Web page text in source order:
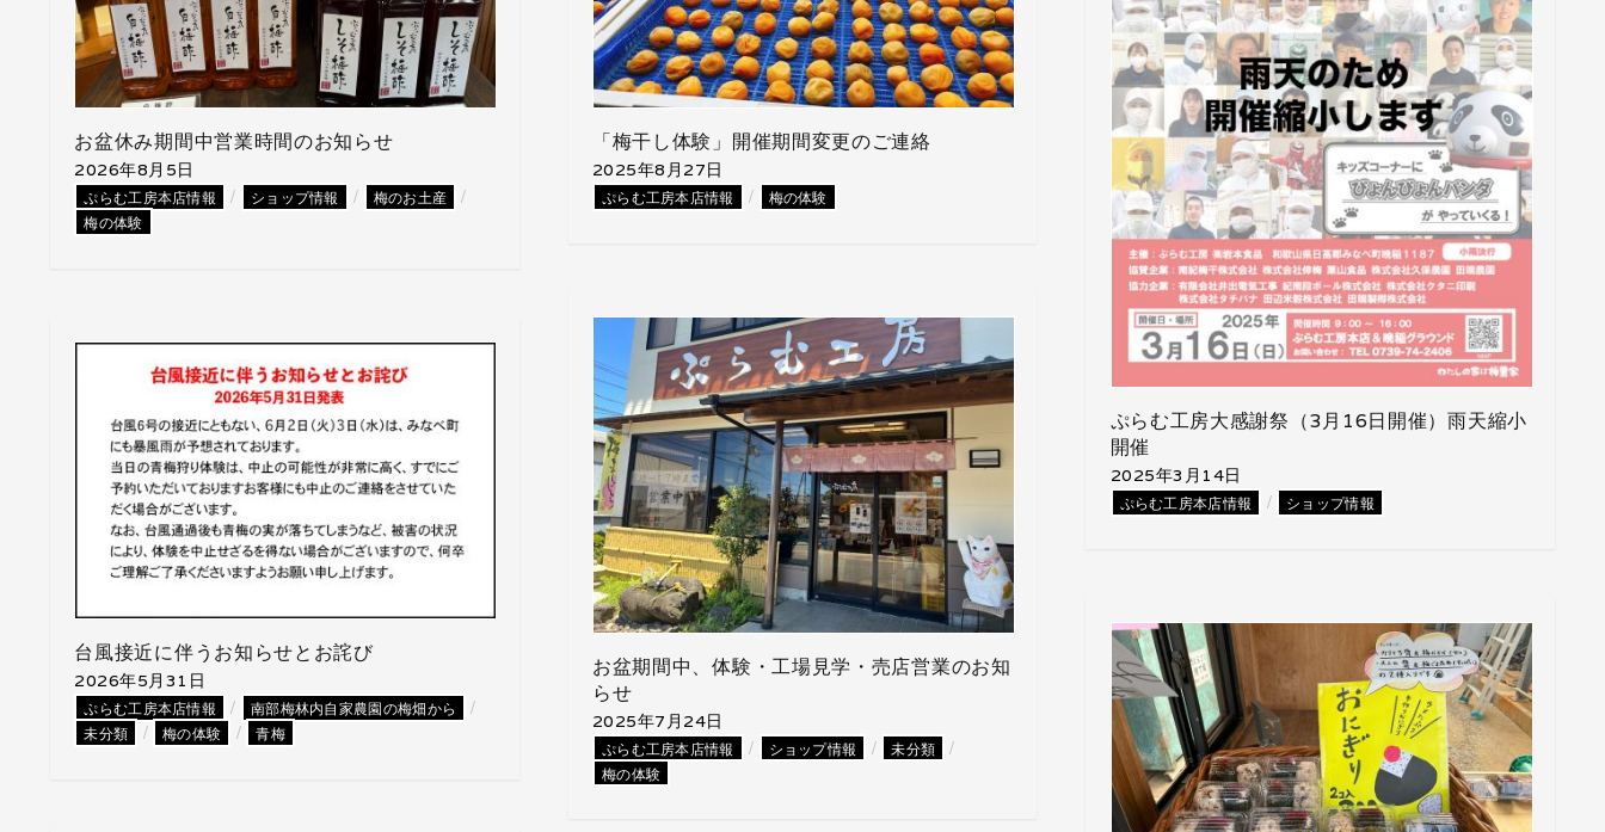
お盆休み期間中営業時間のお知らせ
2026年8月5日
ぷらむ工房本店情報 / ショップ情報 / 梅のお土産 /
梅の体験
台風接近に伴うお知らせとお詫び
2026年5月31日
ぷらむ工房本店情報 / 南部梅林内自家農園の梅畑から /
未分類 / 梅の体験 / 青梅
「梅干し体験」開催期間変更のご連絡
2025年8月27日
ぷらむ工房本店情報 / 梅の体験
お盆期間中、体験・工場見学・売店営業のお知
らせ
2025年7月24日
ぷらむ工房本店情報 / ショップ情報 / 未分類 /
梅の体験
ぷらむ工房大感謝祭（3月16日開催）雨天縮小
開催
2025年3月14日
ぷらむ工房本店情報 / ショップ情報